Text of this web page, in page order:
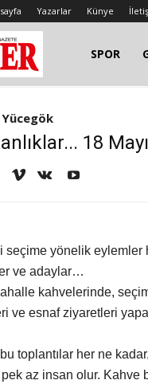
Yazarlar Künye
SPOR
18
yönelik eylemler
ve adaylar…
kahvelerinde,
ve esnaf ziyaretleri
toplantılar her ne
az insan olur. Kahve